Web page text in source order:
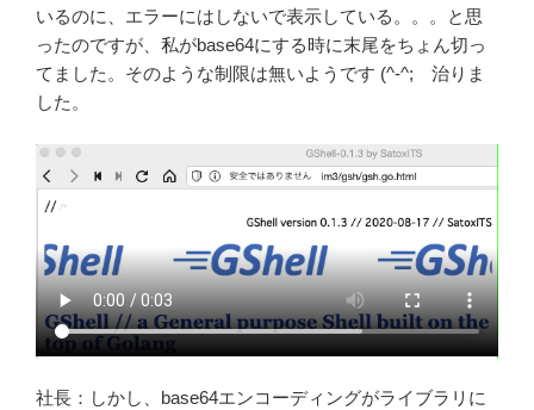
いるのに、エラーにはしないで表示している。。。と思
ったのですが、私がbase64にする時に末尾をちょん切っ
てました。そのような制限は無いようです (^-^; 治りま
した。
社長：しかし、base64エンコーディングがライブラリに